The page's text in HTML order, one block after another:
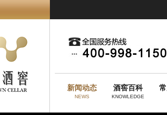
新闻动态
NEWS
酒窖百科
KNOWLEDGE